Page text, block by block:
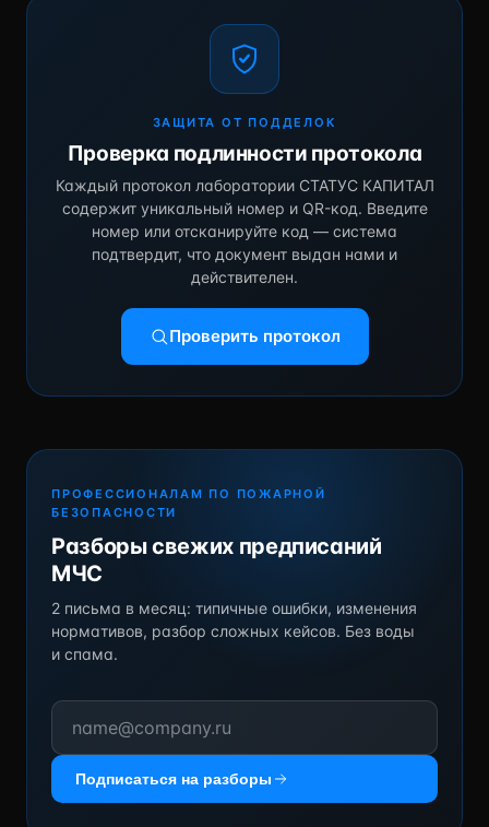
ЗАЩИТА ОТ ПОДДЕЛОК
Проверка подлинности протокола
Каждый протокол лаборатории СТАТУС КАПИТАЛ
содержит уникальный номер и QR-код. Введите
номер или отсканируйте код — система
подтвердит, что документ выдан нами и
действителен.
Проверить протокол
ПРОФЕССИОНАЛАМ ПО ПОЖАРНОЙ
БЕЗОПАСНОСТИ
Разборы свежих предписаний
МЧС
2 письма в месяц: типичные ошибки, изменения
нормативов, разбор сложных кейсов. Без воды
и спама.
Подписаться на разборы